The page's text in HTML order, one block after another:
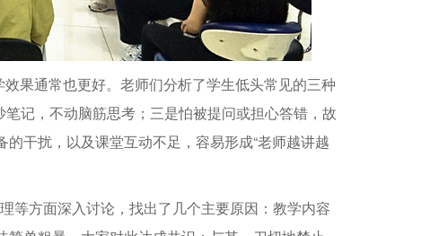
果通常也更好。老师们分析了学生低头常见的三种
记，不动脑筋思考；三是怕被提问或担心答错，故
干扰，以及课堂互动不足，容易形成“老师越讲越
等方面深入讨论，找出了几个主要原因：教学内容